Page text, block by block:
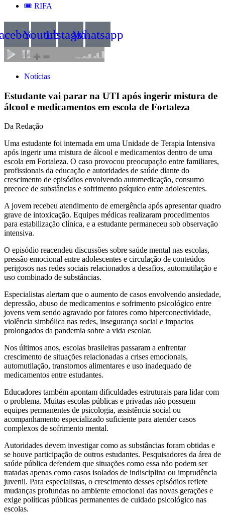
🎟️ RIFA
YoutubeInstagramWhatsapp
Notícias
Estudante vai parar na UTI após ingerir mistura de
álcool e medicamentos em escola de Fortaleza
Da Redação
Uma estudante foi internada em uma Unidade de Terapia Intensiva
após ingerir uma mistura de álcool e medicamentos dentro de uma
escola em Fortaleza. O caso provocou preocupação entre familiares,
profissionais da educação e autoridades de saúde diante do
crescimento de episódios envolvendo automedicação, consumo
precoce de substâncias e sofrimento psíquico entre adolescentes.
A jovem recebeu atendimento de emergência após apresentar quadro
grave de intoxicação. Equipes médicas realizaram procedimentos
para estabilização clínica, e a estudante permaneceu sob observação
intensiva.
O episódio reacendeu discussões sobre saúde mental nas escolas,
pressão emocional entre adolescentes e circulação de conteúdos
perigosos nas redes sociais relacionados a desafios, automutilação e
uso combinado de substâncias.
Especialistas alertam que o aumento de casos envolvendo ansiedade,
depressão, abuso de medicamentos e sofrimento psicológico entre
jovens vem sendo agravado por fatores como hiperconectividade,
violência simbólica nas redes, insegurança social e impactos
prolongados da pandemia sobre a vida escolar.
Nos últimos anos, escolas brasileiras passaram a enfrentar
crescimento de situações relacionadas a crises emocionais,
automutilação, transtornos alimentares e uso inadequado de
medicamentos entre estudantes.
Educadores também apontam dificuldades estruturais para lidar com
o problema. Muitas escolas públicas e privadas não possuem
equipes permanentes de psicologia, assistência social ou
acompanhamento especializado suficiente para atender casos
complexos de sofrimento mental.
Autoridades devem investigar como as substâncias foram obtidas e
se houve participação de outros estudantes. Pesquisadores da área de
saúde pública defendem que situações como essa não podem ser
tratadas apenas como casos isolados de indisciplina ou imprudência
juvenil. Para especialistas, o crescimento desses episódios reflete
mudanças profundas no ambiente emocional das novas gerações e
exige políticas públicas permanentes de cuidado psicológico nas
escolas.